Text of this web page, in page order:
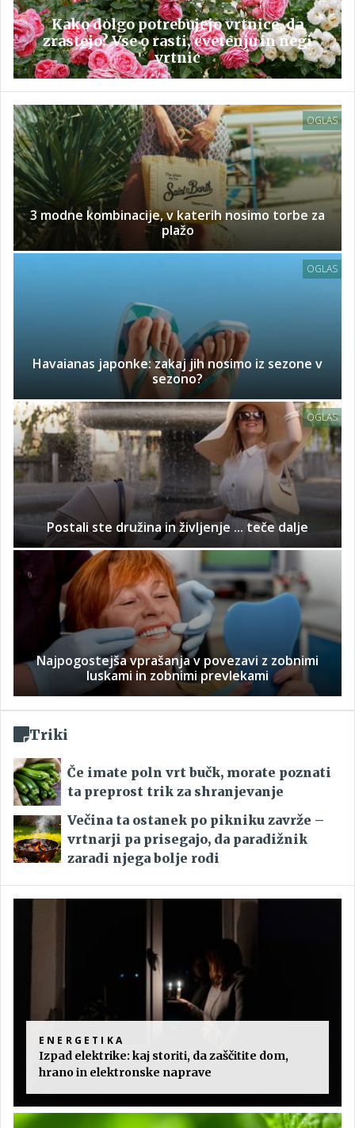
Kako dolgo potrebujejo vrtnice, da
zrastejo? Vse o rasti, cvetenju in negi
vrtnic
OGLAS
3 modne kombinacije, v katerih nosimo torbe za
plažo
OGLAS
Havaianas japonke: zakaj jih nosimo iz sezone v
sezono?
OGLAS
Postali ste družina in življenje ... teče dalje
Najpogostejša vprašanja v povezavi z zobnimi
luskami in zobnimi prevlekami
Triki
Če imate poln vrt bučk, morate poznati
ta preprost trik za shranjevanje
Večina ta ostanek po pikniku zavrže –
vrtnarji pa prisegajo, da paradižnik
zaradi njega bolje rodi
ENERGETIKA
Izpad elektrike: kaj storiti, da zaščitite dom,
hrano in elektronske naprave